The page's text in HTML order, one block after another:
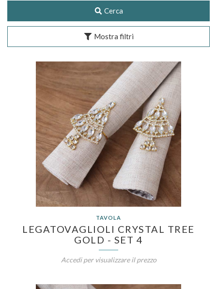
Cerca
Mostra filtri
TAVOLA
LEGATOVAGLIOLI CRYSTAL TREE
GOLD - SET 4
Accedi per visualizzare il prezzo